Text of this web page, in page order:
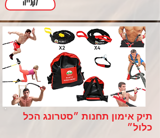
תיק אימון תחנות ״סטרונג הכל
כלול״